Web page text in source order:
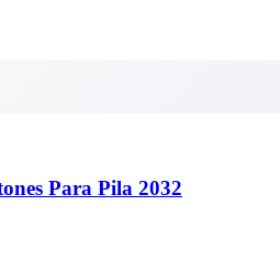
Para Pila 2032